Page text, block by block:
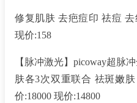
修复肌肤 去疤痘印 祛痘
现价:158
【脉冲激光】picoway超脉
肤各3次双重联合 祛斑嫩
价:18000 现价:14800